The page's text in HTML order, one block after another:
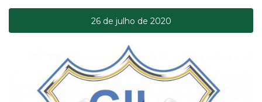
26 de julho de 2020